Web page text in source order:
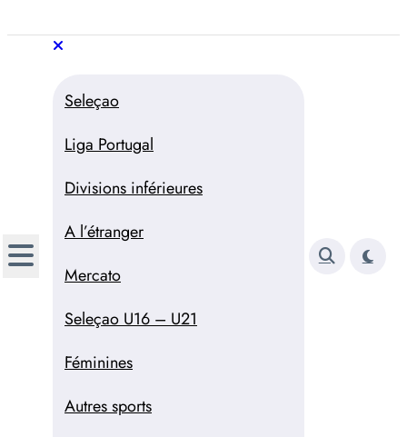
au
Trivela
L'actualité du football portugais
Seleçao
Liga Portugal
Divisions inférieures
A l’étranger
Mercato
Seleçao U16 – U21
Féminines
Autres sports